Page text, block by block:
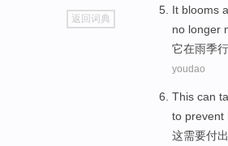
go
top
返回词典
It blooms
no longer
它在雨季
youdao
This can
to prevent
这需要付出